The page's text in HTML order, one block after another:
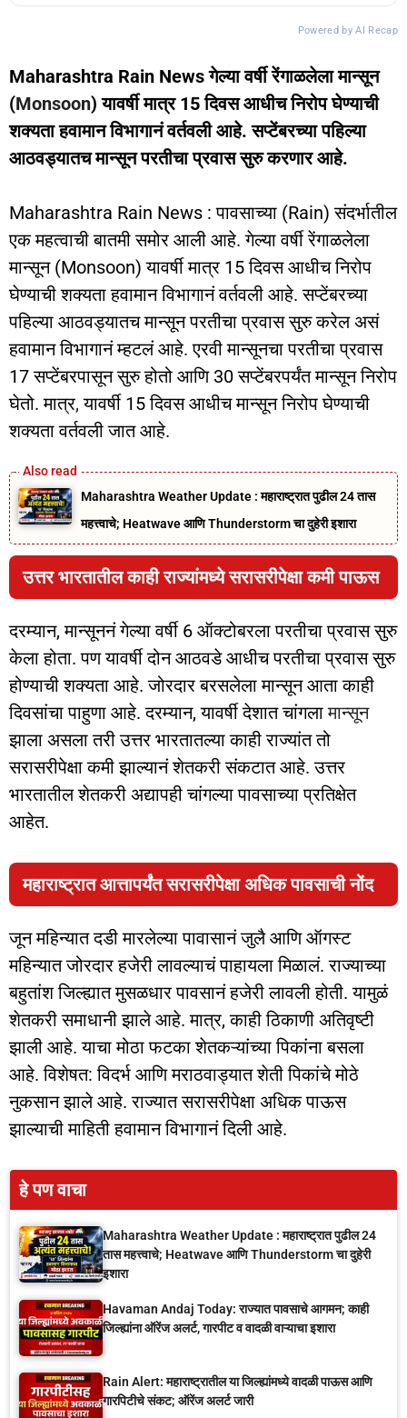
Powered by AI Recap
Maharashtra Rain News गेल्या वर्षी रेंगाळलेला मान्सून
(Monsoon) यावर्षी मात्र 15 दिवस आधीच निरोप घेण्याची
शक्यता हवामान विभागानं वर्तवली आहे. सप्टेंबरच्या पहिल्या
आठवड्यातच मान्सून परतीचा प्रवास सुरु करणार आहे.
Maharashtra Rain News : पावसाच्या (Rain) संदर्भातील
एक महत्वाची बातमी समोर आली आहे. गेल्या वर्षी रेंगाळलेला
मान्सून (Monsoon) यावर्षी मात्र 15 दिवस आधीच निरोप
घेण्याची शक्यता हवामान विभागानं वर्तवली आहे. सप्टेंबरच्या
पहिल्या आठवड्यातच मान्सून परतीचा प्रवास सुरु करेल असं
हवामान विभागानं म्हटलं आहे. एरवी मान्सूनचा परतीचा प्रवास
17 सप्टेंबरपासून सुरु होतो आणि 30 सप्टेंबरपर्यंत मान्सून निरोप
घेतो. मात्र, यावर्षी 15 दिवस आधीच मान्सून निरोप घेण्याची
शक्यता वर्तवली जात आहे.
Maharashtra Weather Update : महाराष्ट्रात पुढील 24 तास
महत्त्वाचे; Heatwave आणि Thunderstorm चा दुहेरी इशारा
उत्तर भारतातील काही राज्यांमध्ये सरासरीपेक्षा कमी पाऊस
दरम्यान, मान्सूननं गेल्या वर्षी 6 ऑक्टोबरला परतीचा प्रवास सुरु
केला होता. पण यावर्षी दोन आठवडे आधीच परतीचा प्रवास सुरु
होण्याची शक्यता आहे. जोरदार बरसलेला मान्सून आता काही
दिवसांचा पाहुणा आहे. दरम्यान, यावर्षी देशात चांगलामान्सून
झाला असला तरी उत्तर भारतातल्या काही राज्यांत तो
सरासरीपेक्षा कमी झाल्यानं शेतकरी संकटात आहे. उत्तर
भारतातील शेतकरी अद्यापही चांगल्या पावसाच्या प्रतिक्षेत
आहेत.
महाराष्ट्रात आत्तापर्यंत सरासरीपेक्षा अधिक पावसाची नोंद
जून महिन्यात दडी मारलेल्या पावासानं जुलै आणि ऑगस्ट
महिन्यात जोरदार हजेरी लावल्याचं पाहायला मिळालं. राज्याच्या
बहुतांश जिल्ह्यात मुसळधार पावसानं हजेरी लावली होती. यामुळं
शेतकरी समाधानी झाले आहे. मात्र, काही ठिकाणी अतिवृष्टी
झाली आहे. याचा मोठा फटका शेतकऱ्यांच्या पिकांना बसला
आहे. विशेषत: विदर्भ आणि मराठवाड्यात शेती पिकांचे मोठे
नुकसान झाले आहे. राज्यात सरासरीपेक्षा अधिक पाऊस
झाल्याची माहिती हवामान विभागानं दिली आहे.
हे पण वाचा
Maharashtra Weather Update : महाराष्ट्रात पुढील 24
तास महत्त्वाचे; Heatwave आणि Thunderstorm चा दुहेरी
इशारा
Havaman Andaj Today: राज्यात पावसाचे आगमन; काही
जिल्ह्यांना ऑरेंज अलर्ट, गारपीट व वादळी वाऱ्याचा इशारा
Rain Alert: महाराष्ट्रातील या जिल्ह्यांमध्ये वादळी पाऊस आणि
गारपिटीचे संकट; ऑरेंज अलर्ट जारी